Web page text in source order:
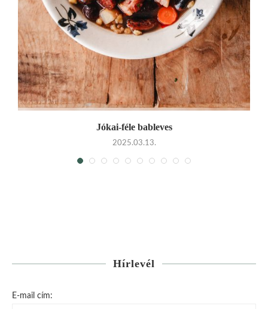
Jókai-féle bableves
2025.03.13.
Hírlevél
E-mail cím: